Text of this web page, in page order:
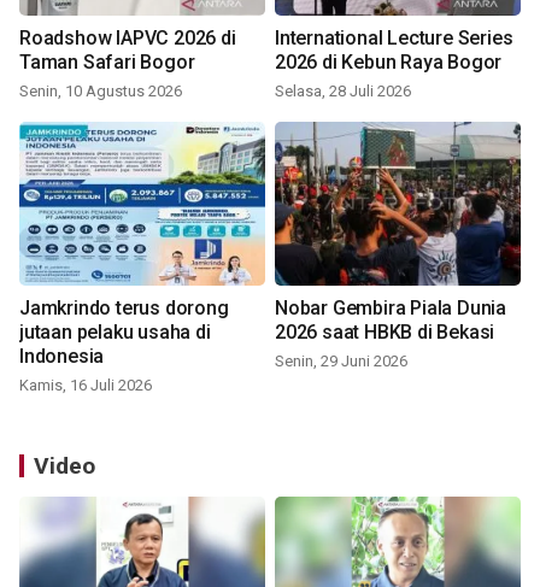
Roadshow IAPVC 2026 di
Taman Safari Bogor
Senin, 10 Agustus 2026
International Lecture Series
2026 di Kebun Raya Bogor
Selasa, 28 Juli 2026
Jamkrindo terus dorong
jutaan pelaku usaha di
Indonesia
Kamis, 16 Juli 2026
Nobar Gembira Piala Dunia
2026 saat HBKB di Bekasi
Senin, 29 Juni 2026
Video